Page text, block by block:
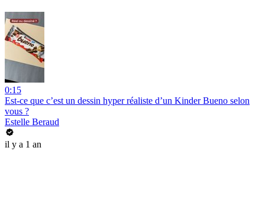
0:15
Est-ce que c’est un dessin hyper réaliste d’un Kinder Bueno selon
vous ?
Estelle Beraud
il y a 1 an